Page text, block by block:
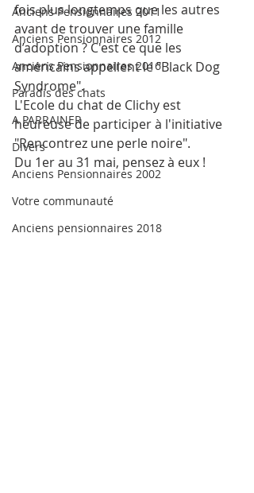
Anciens Pensionnaires 2011
Anciens Pensionnaires 2012
Anciens Pensionnaires 2016
Paradis des chats
A PARRAINER
Divers
Anciens Pensionnaires 2002
Votre communauté
Anciens pensionnaires 2018
fois plus longtemps que les autres
avant de trouver une famille
d’adoption ? C'est ce que les
américains appellent le "Black Dog
Syndrome".
L'Ecole du chat de Clichy est
heureuse de participer à l'initiative
"Rencontrez une perle noire".
Du 1er au 31 mai, pensez à eux !